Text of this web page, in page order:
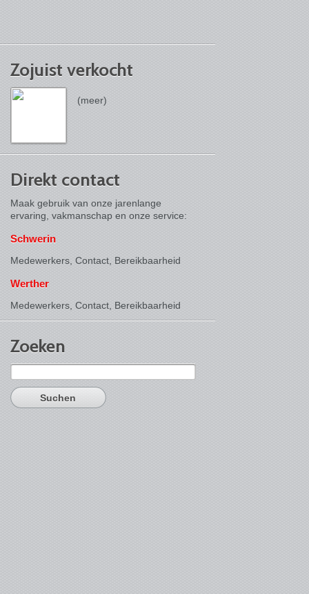
Zojuist verkocht
(meer)
Direkt contact
Maak gebruik van onze jarenlange
ervaring, vakmanschap en onze service:
Schwerin
Medewerkers, Contact, Bereikbaarheid
Werther
Medewerkers, Contact, Bereikbaarheid
Zoeken
Suchen
nach: